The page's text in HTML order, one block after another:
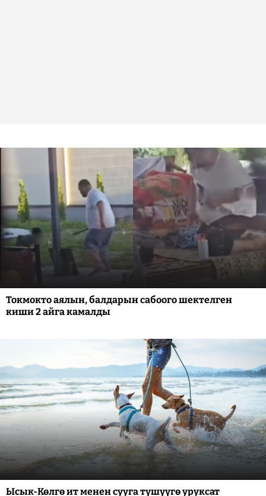
Токмокто аялын, балдарын сабоого шектелген
киши 2 айга камалды
Ысык-Көлгө ит менен сууга түшүүгө уруксат